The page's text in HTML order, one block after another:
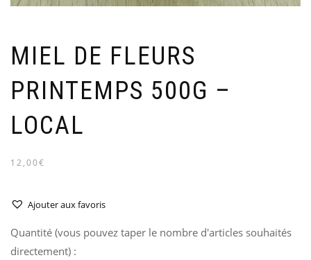
MIEL DE FLEURS
PRINTEMPS 500G –
LOCAL
12,00€
Ajouter aux favoris
Quantité (vous pouvez taper le nombre d'articles souhaités
directement) :